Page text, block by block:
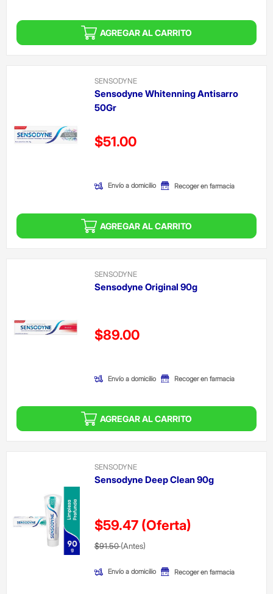
AGREGAR AL CARRITO
SENSODYNE
Sensodyne Whitenning Antisarro
50Gr
Precio reducido de
$51.00
Envío a domicilio Recoger en farmacia
AGREGAR AL CARRITO
SENSODYNE
Sensodyne Original 90g
Precio reducido de
$89.00
Envío a domicilio Recoger en farmacia
AGREGAR AL CARRITO
SENSODYNE
Sensodyne Deep Clean 90g
$59.47 (Oferta)
Precio reducido de
$91.50(Antes)(Oferta)
Envío a domicilio Recoger en farmacia